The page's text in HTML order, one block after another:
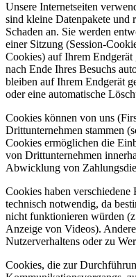
Unsere Internetseiten
sind kleine Datenpakete und
Schaden an. Sie werden
einer Sitzung (Session-
Cookies) auf Ihrem Endgerät
nach Ende Ihres Besuchs
bleiben auf Ihrem Endgerät
oder eine automatische
Cookies können von uns
Drittunternehmen stammen
Cookies ermöglichen die
von Drittunternehmen
Abwicklung von
Cookies haben
technisch notwendig, da
nicht funktionieren würden
Anzeige von Videos).
Nutzerverhaltens oder zu
Cookies, die zur